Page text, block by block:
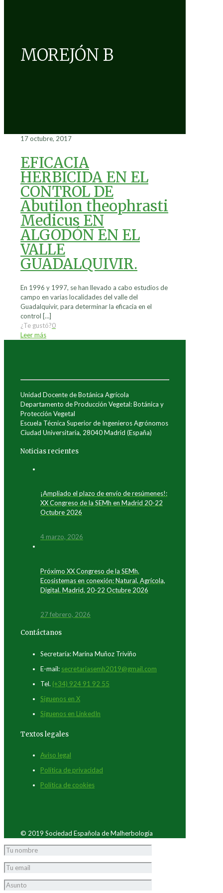
MOREJÓN B
17 octubre, 2017
EFICACIA
HERBICIDA EN EL
CONTROL DE
Abutilon theophrasti
Medicus EN
ALGODÓN EN EL
VALLE
GUADALQUIVIR.
En 1996 y 1997, se han llevado a cabo estudios de
campo en varias localidades del valle del
Guadalquivir, para determinar la eficacia en el
control […]
¿Te gustó?0
Leer más
Unidad Docente de Botánica Agrícola
Departamento de Producción Vegetal: Botánica y
Protección Vegetal
Escuela Técnica Superior de Ingenieros Agrónomos
Ciudad Universitaria, 28040 Madrid (España)
Noticias recientes
¡Ampliado el plazo de envío de resúmenes!:
XX Congreso de la SEMh en Madrid 20-22
Octubre 2026
4 marzo, 2026
Próximo XX Congreso de la SEMh.
Ecosistemas en conexión: Natural, Agrícola,
Digital. Madrid, 20-22 Octubre 2026
27 febrero, 2026
Contáctanos
Secretaría: Marina Muñoz Triviño
E-mail: secretariasemh2019@gmail.com
Tel. (+34) 924 91 92 55
Síguenos en X
Síguenos en LinkedIn
Textos legales
Aviso legal
Política de privacidad
Política de cookies
© 2019 Sociedad Española de Malherbología